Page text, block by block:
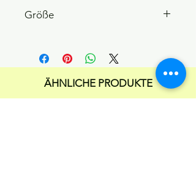
praktischen Halter, kannst du die
Größe
ÄHNLICHE PRODUKTE